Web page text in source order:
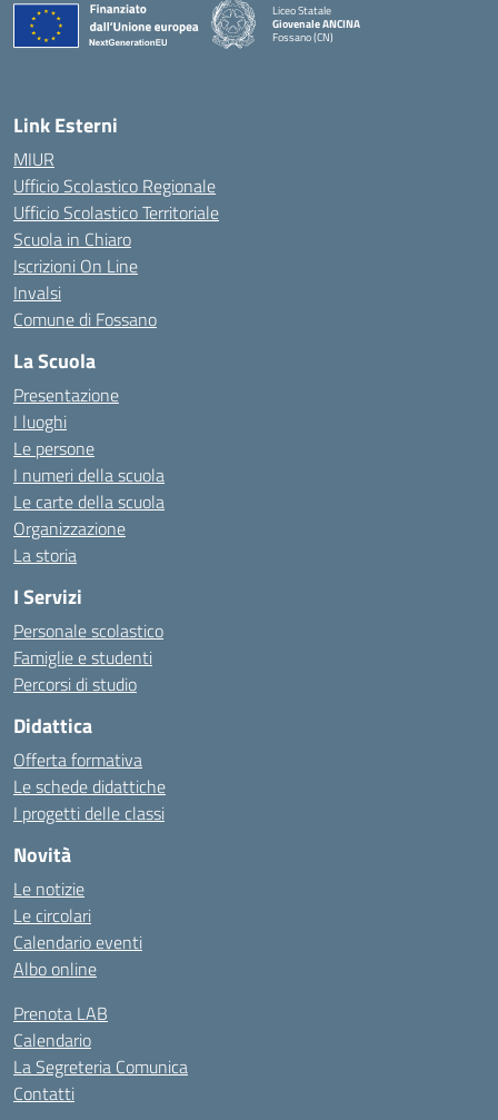
Liceo Statale
Giovenale ANCINA
Fossano (CN)
Link Esterni
MIUR
Ufficio Scolastico Regionale
Ufficio Scolastico Territoriale
Scuola in Chiaro
Iscrizioni On Line
Invalsi
Comune di Fossano
La Scuola
Presentazione
I luoghi
Le persone
I numeri della scuola
Le carte della scuola
Organizzazione
La storia
I Servizi
Personale scolastico
Famiglie e studenti
Percorsi di studio
Didattica
Offerta formativa
Le schede didattiche
I progetti delle classi
Novità
Le notizie
Le circolari
Calendario eventi
Albo online
Prenota LAB
Calendario
La Segreteria Comunica
Contatti